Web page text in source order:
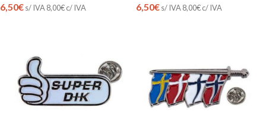
6,50€s/ IVA 8,00€c/ IVA 6,50€s/ IVA 8,00€c/ IVA